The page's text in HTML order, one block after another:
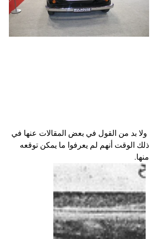
ولا بد من القول في بعض المقالات عنها في
ذلك الوقت أنهم لم يعرفوا ما يمكن توقعه
منها.